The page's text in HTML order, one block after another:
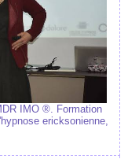
IMO ®. Formation
ericksonienne,